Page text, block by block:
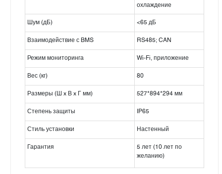
охлаждение
Шум (дБ) <65 дБ
Взаимодействие с BMS RS485; CAN
Режим мониторинга Wi-Fi, приложение
Вес (кг) 80
Размеры (Ш x В x Г мм) 527*894*294 мм
Степень защиты IP65
Стиль установки Настенный
Гарантия
5 лет (10 лет по
желанию)